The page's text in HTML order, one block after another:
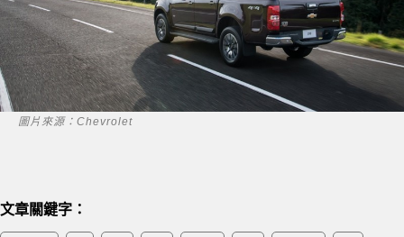
圖片來源：Chevrolet
文章關鍵字：